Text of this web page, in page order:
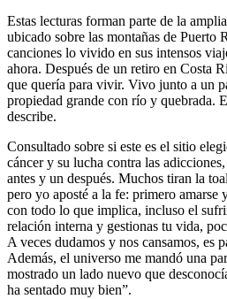
Estas lecturas forman parte de la
ubicado sobre las montañas de Puerto
canciones lo vivido en sus intensos
ahora. Después de un retiro en Costa
que quería para vivir. Vivo junto a un
propiedad grande con río y quebrada.
describe.
Consultado sobre si este es el sitio
cáncer y su lucha contra las
antes y un después. Muchos tiran la
pero yo aposté a la fe: primero amarse
con todo lo que implica, incluso el
relación interna y gestionas tu vida,
A veces dudamos y nos cansamos, es
Además, el universo me mandó una
mostrado un lado nuevo que
ha sentado muy bien”.